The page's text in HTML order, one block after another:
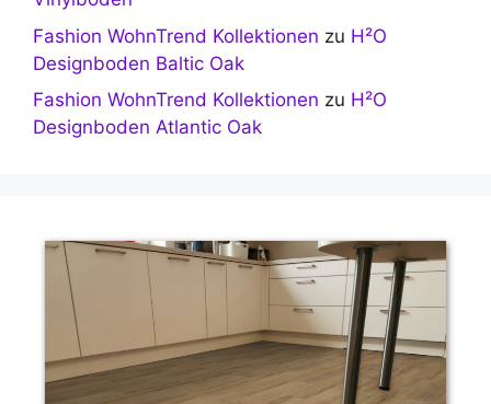
Fashion WohnTrend Kollektionen zu H²O
Designboden Baltic Oak
Fashion WohnTrend Kollektionen zu H²O
Designboden Atlantic Oak